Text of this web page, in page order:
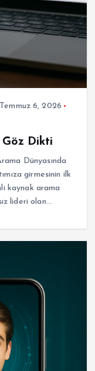
Temmuz 6, 2026
Göz Dikti
Dünyasında
girmesinin ilk
kaynak arama
lideri olan…